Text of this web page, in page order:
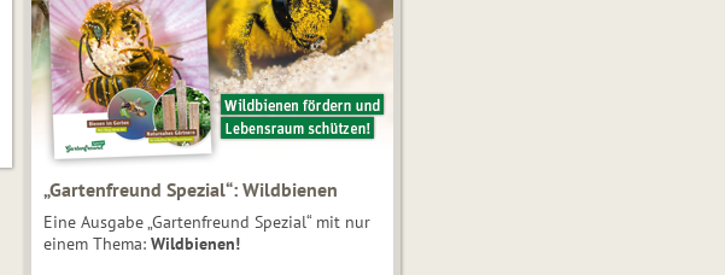
„Gartenfreund Spezial“: Wildbienen
Eine Ausgabe „Gartenfreund Spezial“ mit nur
einem Thema: Wildbienen!